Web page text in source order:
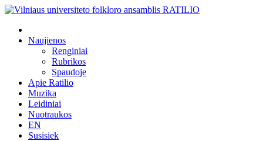
Naujienos
Renginiai
Rubrikos
Spaudoje
Apie Ratilio
Muzika
Leidiniai
Nuotraukos
EN
Susisiek